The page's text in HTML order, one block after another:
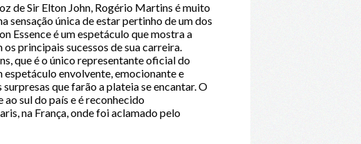
de Sir Elton John, Rogério Martins é muito
sensação única de estar pertinho de um dos
Essence é um espetáculo que mostra a
principais sucessos de sua carreira.
que é o único representante oficial do
envolvente, emocionante e
que farão a plateia se encantar. O
sul do país e é reconhecido
na França, onde foi aclamado pelo